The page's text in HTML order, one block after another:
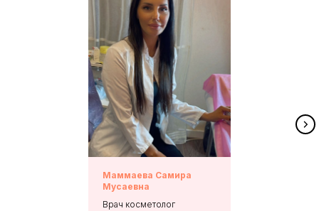
Маммаева Самира
Мусаевна
Врач косметолог